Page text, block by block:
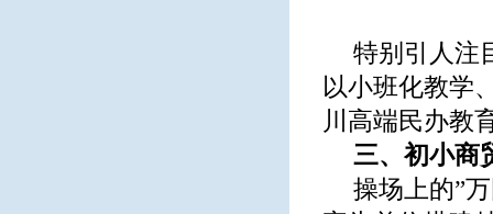
特别引人注
以小班化教学
川高端民办教
三、初小商
操场上的”